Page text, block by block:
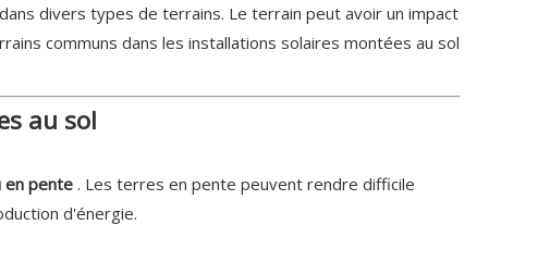
divers types de terrains. Le terrain peut avoir un impact
communs dans les installations solaires montées au sol
au sol
en pente . Les terres en pente peuvent rendre difficile
d'énergie.